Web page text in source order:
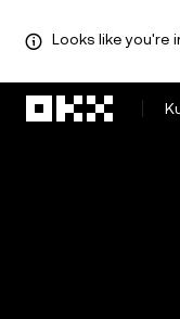
Looks like you're